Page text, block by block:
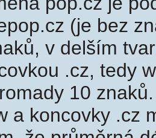
(je bez
v delším
.cz, tedy
10
a koncovky .cz